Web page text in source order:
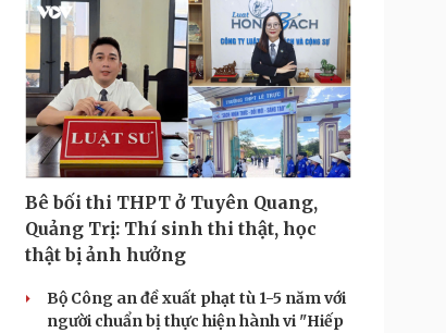
Bê bối thi THPT ở Tuyên Quang,
Quảng Trị: Thí sinh thi thật, học
thật bị ảnh hưởng
Bộ Công an đề xuất phạt tù 1-5 năm với
người chuẩn bị thực hiện hành vi "Hiếp